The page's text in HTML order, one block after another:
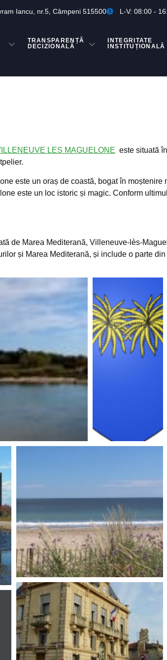
Iancu, nr.5, Câmpeni 515500 L-V: 08:00 -
TRANSPARENȚĂ
DECIZIONALĂ
INTEGRITATE
INSTITUȚIONALĂ
LES MAGUELONE este situată
este un oraș de coastă, bogat în
este un loc istoric și magic. Conform
de Marea Mediterană, Villeneuve-lès-
și Marea Mediterană, și include o parte